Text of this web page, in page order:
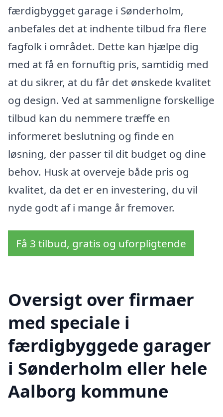
færdigbygget garage i Sønderholm,
anbefales det at indhente tilbud fra flere
fagfolk i området. Dette kan hjælpe dig
med at få en fornuftig pris, samtidig med
at du sikrer, at du får det ønskede kvalitet
og design. Ved at sammenligne forskellige
tilbud kan du nemmere træffe en
informeret beslutning og finde en
løsning, der passer til dit budget og dine
behov. Husk at overveje både pris og
kvalitet, da det er en investering, du vil
nyde godt af i mange år fremover.
Få 3 tilbud, gratis og uforpligtende
Oversigt over firmaer
med speciale i
færdigbyggede garager
i Sønderholm eller hele
Aalborg kommune